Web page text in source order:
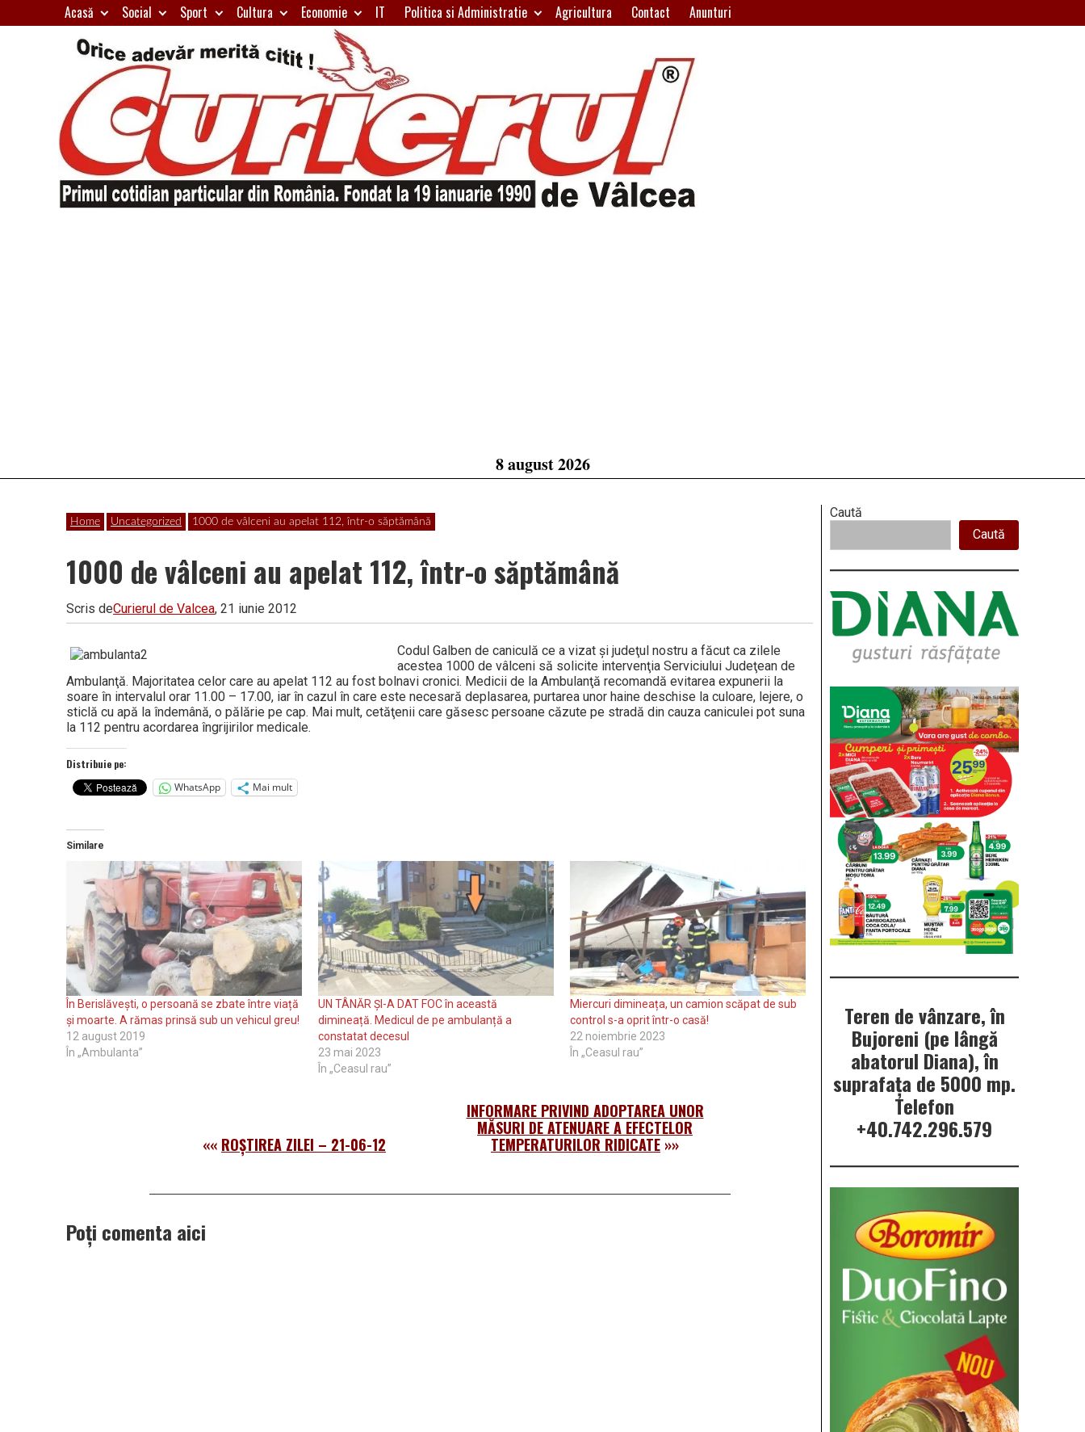
to
Acasă Social Sport Cultura Economie IT Politica si Administratie Agricultura Contact Anunturi
8 august 2026
Home Uncategorized 1000 de vâlceni au apelat 112, într-o săptămână
1000 de vâlceni au apelat 112, într-o săptămână
Scris deCurierul de Valcea, 21 iunie 2012
Codul Galben de caniculă ce a vizat şi judeţul nostru a făcut ca zilele
acestea 1000 de vâlceni să solicite intervenţia Serviciului Jude­ţean de
Ambulanţă. Majori­tatea celor care au apelat 112 au fost bolnavi cronici. Medicii de la Ambulanţă recomandă evitarea expunerii la
soare în intervalul orar 11.00 – 17.00, iar în cazul în care este necesară deplasarea, purta­rea unor haine deschise la culoa­re, lejere, o
sticlă cu apă la înde­mână, o pălărie pe cap. Mai mult, cetăţenii care găsesc persoane căzute pe stradă din cauza caniculei pot suna
la 112 pentru acordarea îngrijirilor medicale.
Distribuie pe:
WhatsApp
Mai mult
Similare
În Berislăvești, o persoană se zbate între viață
și moarte. A rămas prinsă sub un vehicul greu!
12 august 2019
În „Ambulanta”
UN TÂNĂR ȘI-A DAT FOC în această
dimineață. Medicul de pe ambulanță a
constatat decesul
23 mai 2023
În „Ceasul rau”
Miercuri dimineața, un camion scăpat de sub
control s-a oprit într-o casă!
22 noiembrie 2023
În „Ceasul rau”
«« ROȘTIREA ZILEI – 21-06-12
INFORMARE PRIVIND ADOPTAREA UNOR
MĂSURI DE ATENUARE A EFECTELOR
TEMPERATURILOR RIDICATE »»
Poți comenta aici
Right
Asides
Caută
Caută
Teren de vânzare, în
Bujoreni (pe lângă
abatorul Diana), în
suprafața de 5000 mp.
Telefon
+40.742.296.579